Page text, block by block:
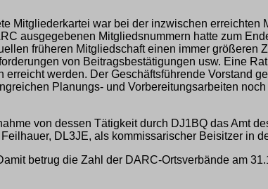
Mitgliederkartei war bei der inzwischen erreichten
ausgegebenen Mitgliedsnummern hatte zum
früheren Mitgliedschaft einen immer größeren
von Beitragsbestätigungen usw. Eine
werden. Der Geschäftsführende Vorstand
Planungs- und Vorbereitungsarbeiten
von dessen Tätigkeit durch DJ1BQ das Amt
DL3JE, als kommissarischer Beisitzer in
betrug die Zahl der DARC-Ortsverbände am